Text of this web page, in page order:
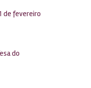
de fevereiro
do